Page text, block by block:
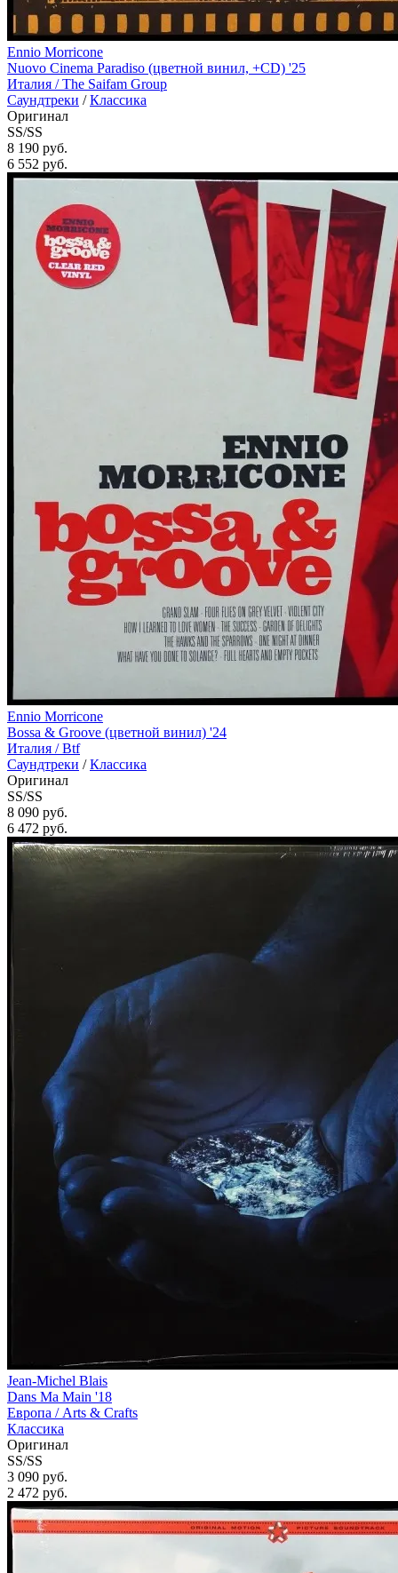
Ennio Morricone
Nuovo Cinema Paradiso (цветной винил, +CD) '25
Италия /The Saifam Group
Саундтреки /Классика
Оригинал
SS/SS
8 190 руб.
6 552 руб.
Ennio Morricone
Bossa & Groove (цветной винил) '24
Италия /Btf
Саундтреки /Классика
Оригинал
SS/SS
8 090 руб.
6 472 руб.
Jean-Michel Blais
Dans Ma Main '18
Европа / Arts & Crafts
Классика
Оригинал
SS/SS
3 090 руб.
2 472 руб.